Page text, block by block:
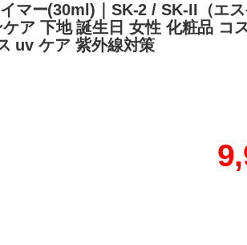
マー(30ml)｜SK-2 / SK-II（エス
ア 下地 誕生日 女性 化粧品 コ
uv ケア 紫外線対策